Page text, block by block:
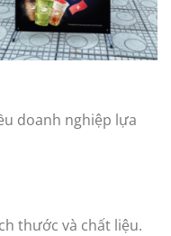
doanh nghiệp lựa
thước và chất liệu.